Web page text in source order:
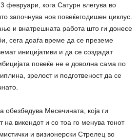
февруари, кога Сатурн влегува во
започнува нов повеќегодишен циклус.
и внатрешната работа што ги донесе
сега доаѓа време да се преземе
иницијативи и да се создадат
повеќе не е доволна сама по
зрелост и подготвеност да се
обезбедува Месечината, која ги
на викендот и со тоа го менува тонот
и визионерски Стрелец во